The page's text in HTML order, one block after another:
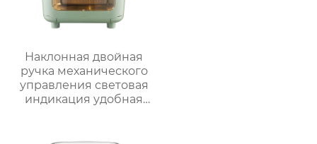
Наклонная двойная
ручка механического
управления световая
индикация удобная